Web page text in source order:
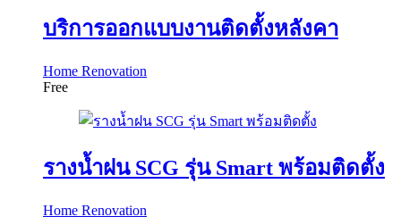
บริการออกแบบงานติดตั้งหลังคา
Home Renovation
Free
รางน้ำฝน SCG รุ่น Smart พร้อมติดตั้ง
Home Renovation